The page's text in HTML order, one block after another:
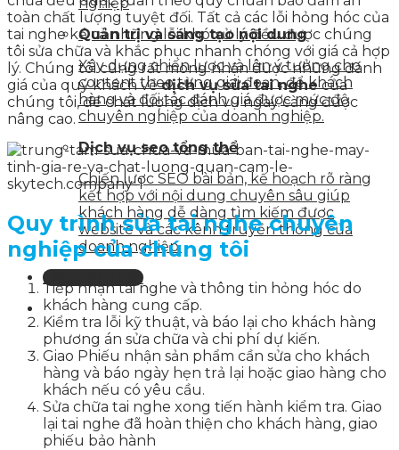
nghiệp
Quản trị và sáng tạo nội dung
Xây dựng chiến lược và lên ý tưởng cho
content theo từng giai đoạn, để khách
hàng và đối tác đánh giá được mức độ
chuyên nghiệp của doanh nghiệp.
Dịch vụ seo tổng thể
Chiến lược SEO bài bản, kế hoạch rõ ràng
kết hợp với nội dung chuyên sâu giúp
khách hàng dễ dàng tìm kiếm được
website và các kênh truyền thông của
doanh nghiệp.
Liên hệ tư vấn
toàn chất lượng tuyệt đối. Tất cả các lỗi hỏng hóc của
tai nghe kể cả những lỗi khó xử lý đều được chúng
tôi sửa chữa và khắc phục nhanh chóng với giá cả hợp
lý. Chúng tôi cũng rất mong nhận được những đánh
giá của quý khách vềdịch vụ sửa tai nghecủa
chúng tôi, để chất lượng dịch vụ ngày càng được
nâng cao.
Quy trình sửa tai nghe chuyên
nghiệp của chúng tôi
Tiếp nhận tai nghe và thông tin hỏng hóc do
khách hàng cung cấp.
Kiểm tra lỗi kỹ thuật, và báo lại cho khách hàng
phương án sửa chữa và chi phí dự kiến.
Giao Phiếu nhận sản phẩm cần sửa cho khách
hàng và báo ngày hẹn trả lại hoặc giao hàng cho
khách nếu có yêu cầu.
Sửa chữa tai nghe xong tiến hành kiểm tra. Giao
lại tai nghe đã hoàn thiện cho khách hàng, giao
phiếu bảo hành